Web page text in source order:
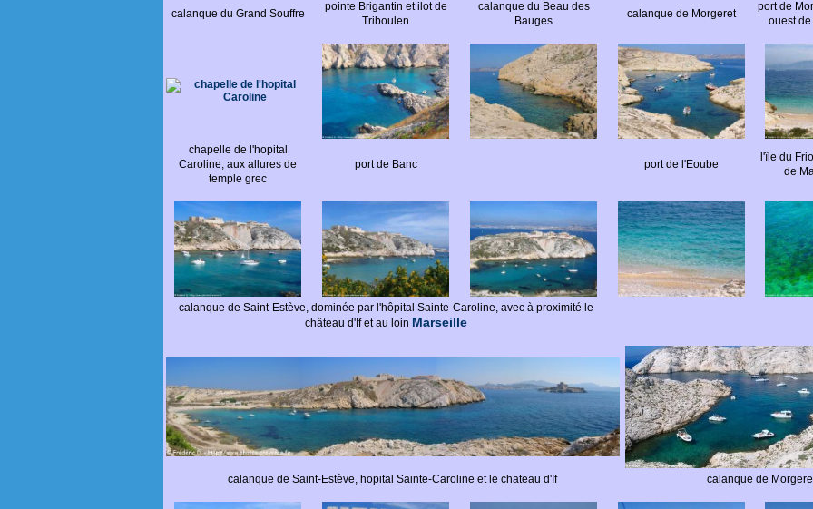
calanque du Grand Souffre
pointe Brigantin et ilot de
Triboulen
calanque du Beau des
Bauges
calanque de Morgeret
port de
ouest
chapelle de l'hopital
Caroline, aux allures de
temple grec
port de Banc port de l'Eoube
l'île du
de
calanque de Saint-Estève, dominée par l'hôpital Sainte-Caroline, avec à proximité le
château d'If et au loin Marseille
calanque de Saint-Estève, hopital Sainte-Caroline et le chateau d'If calanque de